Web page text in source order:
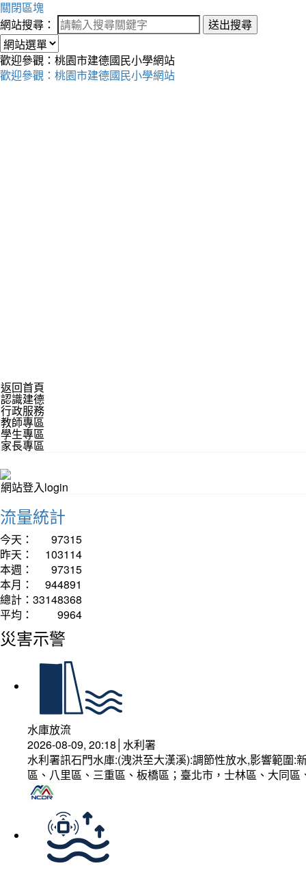
關閉區塊
網站搜尋：
送出搜尋
歡迎參觀：桃園市建德國民小學網站
歡迎參觀：桃園市建德國民小學網站
返回首頁
認識建德
行政服務
教師專區
學生專區
家長專區
網站登入login
流量統計
今天：
97315
昨天：
103114
本週：
97315
本月：
944891
總計： 33148368
平均：
9964
災害示警
水庫放流
2026-08-09, 20:18│水利署
水利署訊石門水庫:(洩洪至大漢溪):調節性放水,影響範圍
區、八里區、三重區、板橋區；臺北市，士林區、大同